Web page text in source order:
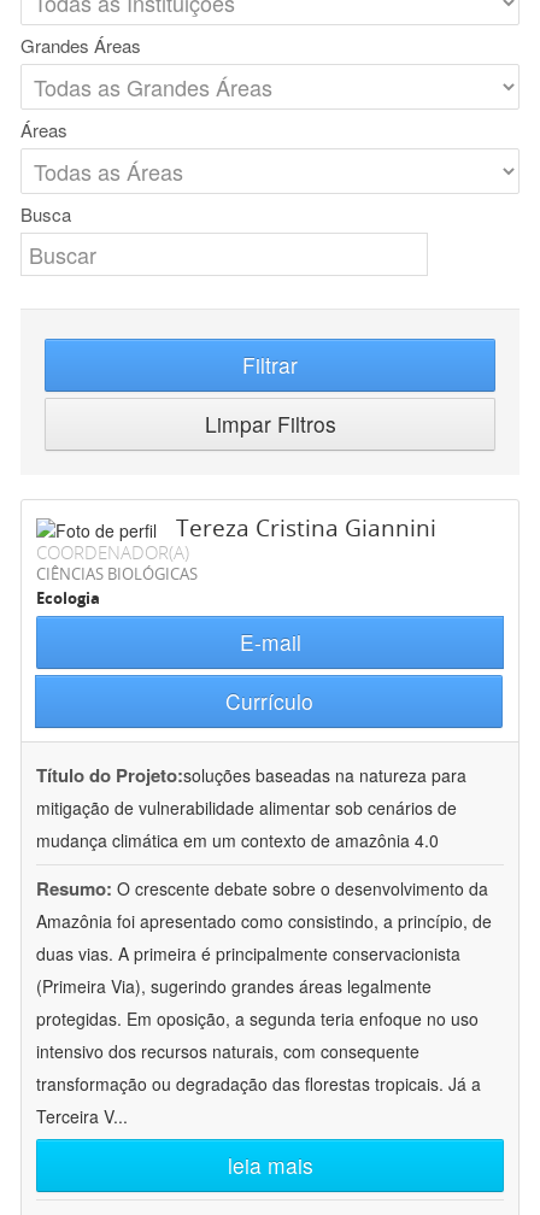
Grandes Áreas
Áreas
Busca
Filtrar
Limpar Filtros
Tereza Cristina Giannini
COORDENADOR(A)
CIÊNCIAS BIOLÓGICAS
Ecologia
E-mail
Currículo
Título do Projeto:soluções baseadas na natureza para
mitigação de vulnerabilidade alimentar sob cenários de
mudança climática em um contexto de amazônia 4.0
Resumo: O crescente debate sobre o desenvolvimento da
Amazônia foi apresentado como consistindo, a princípio, de
duas vias. A primeira é principalmente conservacionista
(Primeira Via), sugerindo grandes áreas legalmente
protegidas. Em oposição, a segunda teria enfoque no uso
intensivo dos recursos naturais, com consequente
transformação ou degradação das florestas tropicais. Já a
Terceira V...
leia mais